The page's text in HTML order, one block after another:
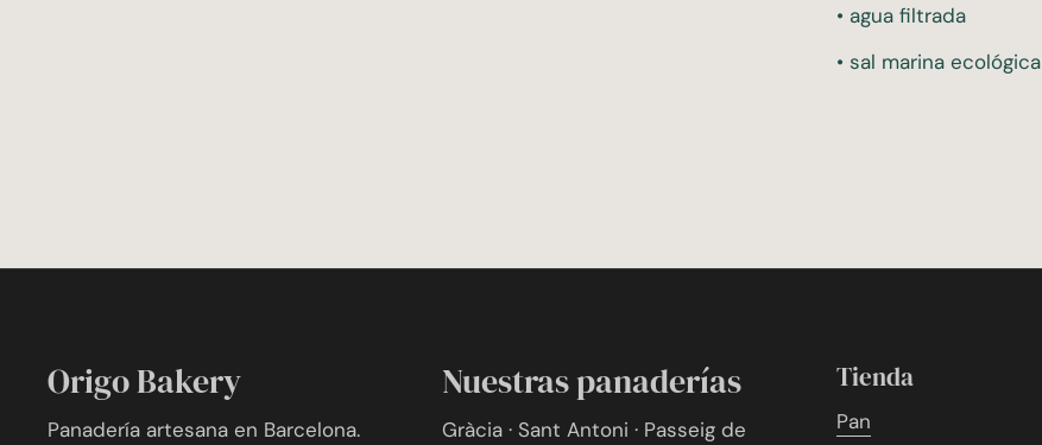
• agua filtrada
• sal marina ecológica
Origo Bakery
Panadería artesana en Barcelona.
Nuestras panaderías
Gràcia · Sant Antoni · Passeig de
Tienda
Pan